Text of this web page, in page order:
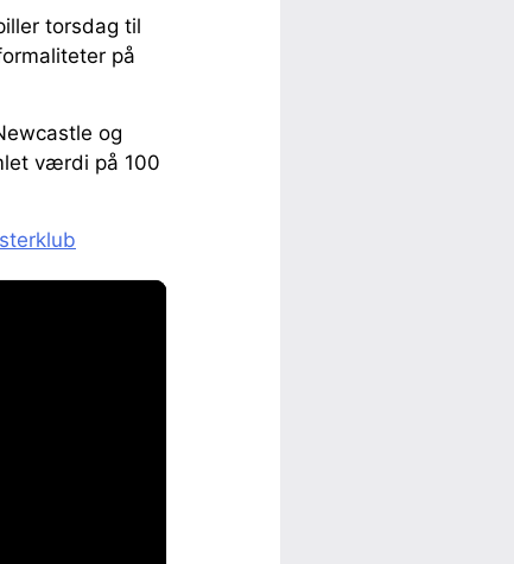
torsdag til
på
og
værdi på 100